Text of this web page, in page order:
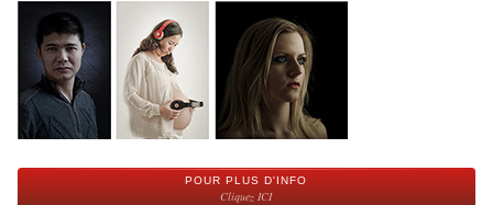
POUR PLUS D'INFO
Cliquez ICI